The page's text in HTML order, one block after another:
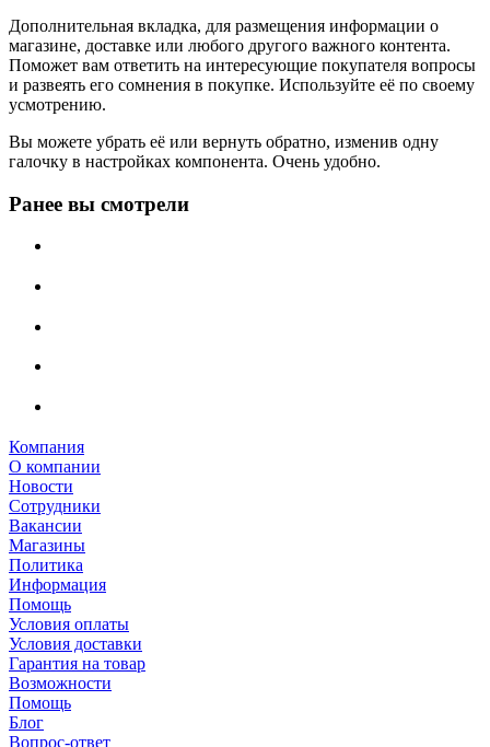
Дополнительная вкладка, для размещения информации о
магазине, доставке или любого другого важного контента.
Поможет вам ответить на интересующие покупателя вопросы
и развеять его сомнения в покупке. Используйте её по своему
усмотрению.
Вы можете убрать её или вернуть обратно, изменив одну
галочку в настройках компонента. Очень удобно.
Ранее вы смотрели
Компания
О компании
Новости
Сотрудники
Вакансии
Магазины
Политика
Информация
Помощь
Условия оплаты
Условия доставки
Гарантия на товар
Возможности
Помощь
Блог
Вопрос-ответ